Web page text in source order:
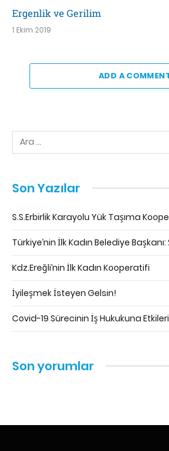
Ergenlik ve Gerilim
1 Ekim 2019
ADD A
Son Yazılar
S.S.Erbirlik Karayolu Yük Taşıma
Türkiye’nin İlk Kadın Belediye
Kdz.Ereğli’nin İlk Kadın Kooperatifi
İyileşmek İsteyen Gelsin!
Covid-19 Sürecinin İş Hukukuna Etkileri
Son yorumlar